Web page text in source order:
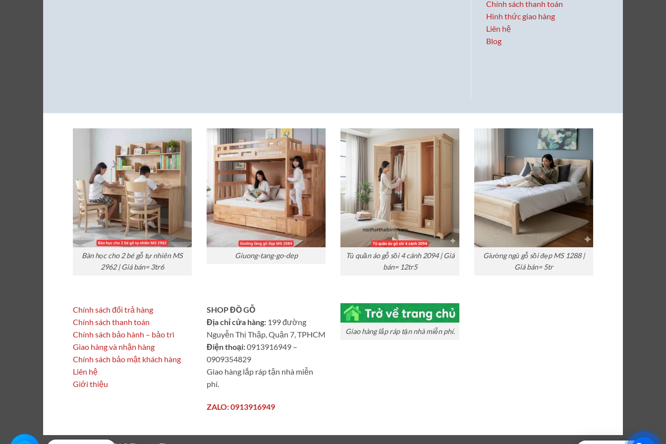
Chính sách thanh toán
Hình thức giao hàng
Liên hệ
Blog
Bàn học cho 2 bé gỗ tự nhiên MS
2962 | Giá bán= 3tr6
Giuong-tang-go-dep
Tủ quần áo gỗ sồi 4 cánh 2094 | Giá
bán= 12tr5
Giường ngủ gỗ sồi đẹp MS 1288 |
Giá bán= 5tr
Chính sách đổi trả hàng
Chính sách thanh toán
Chính sách bảo hành – bảo trì
Giao hàng và nhận hàng
Chính sách bảo mật khách hàng
Liên hệ
Giới thiệu
SHOP ĐỒ GỖ
Địa chỉ cửa hàng: 199 đường
Nguyễn Thị Thập, Quận 7, TPHCM
Điện thoại:0913916949 –
0909354829
Giao hàng lắp ráp tận nhà miễn
phí.
ZALO: 0913916949
Giao hàng lắp ráp tận nhà miễn phí.